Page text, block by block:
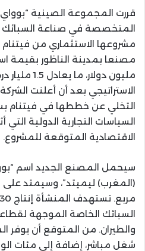
المتخصصة في صناعة السبائك
مشروعها الاستثماري من
مليون دولار،
الاستراتيجي بعد أن أعلنت
التخلي عن خططها في فيتنام
السياسات التجارية الدولية
الاقتصادية المتوقعة للمشروع.
سيحمل المصنع الجديد اسم
السبائك الخاصة الموجهة
والطيران. من المتوقع أن
شغل مباشر، إضافة إلى مئات